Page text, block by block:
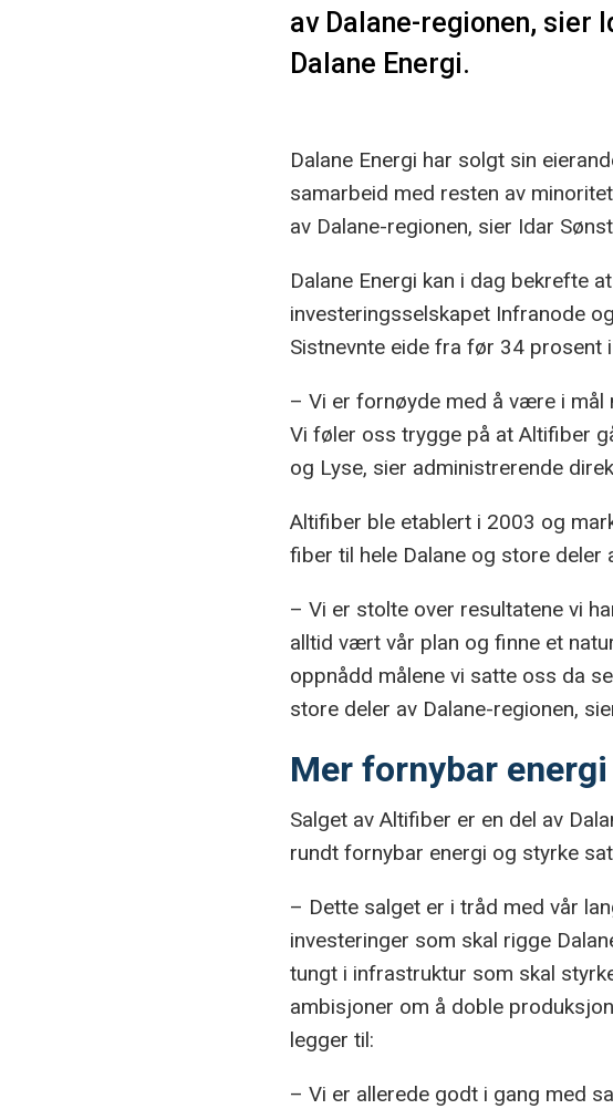
av Dalane-regionen, sier
Dalane Energi.
Dalane Energi har solgt sin
samarbeid med resten av
av Dalane-regionen, sier Idar
Dalane Energi kan i dag bekrefte
investeringsselskapet Infranode
Sistnevnte eide fra før 34 prosent
– Vi er fornøyde med å være i
Vi føler oss trygge på at Altifiber
og Lyse, sier administrerende
Altifiber ble etablert i 2003 og
fiber til hele Dalane og store deler
– Vi er stolte over resultatene vi
alltid vært vår plan og finne et
oppnådd målene vi satte oss da
store deler av Dalane-regionen,
Mer fornybar
Salget av Altifiber er en del av
rundt fornybar energi og styrke
– Dette salget er i tråd med vår
investeringer som skal rigge
tungt i infrastruktur som skal
ambisjoner om å doble
legger til:
– Vi er allerede godt i gang med